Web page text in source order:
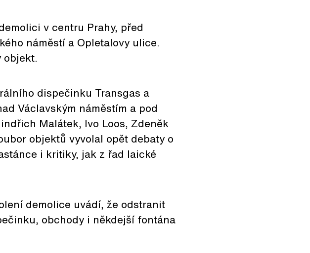
v centru Prahy, před
náměstí a Opletalovy ulice.
objekt.
dispečinku Transgas a
Václavským náměstím a pod
Malátek, Ivo Loos, Zdeněk
objektů vyvolal opět debaty o
i kritiky, jak z řad laické
demolice uvádí, že odstranit
obchody i někdejší fontána